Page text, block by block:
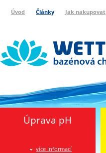
Úvod Články Jak nakupovat
Úprava pH
více informací